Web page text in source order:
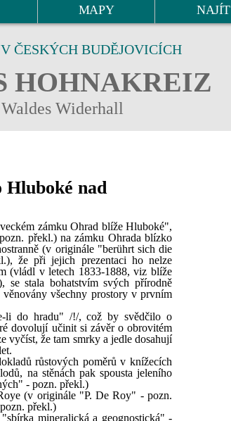
MAPY NAJÍT
ČESKÝCH BUDĚJOVICÍCH
HOHNAKREIZ
Widerhall
Hluboké nad
zámku Ohrad blíže Hluboké",
překl.) na zámku Ohrada blízko
(v originále "berührt sich die
že při jejich prezentaci ho nelze
(vládl v letech 1833-1888, viz blíže
se stala bohatstvím svých přírodně
všechny prostory v prvním
li do hradu" /!/, což by svědčilo o
dovolují učinit si závěr o obrovitém
vyčíst, že tam smrky a jedle dosahují
růstových poměrů v knížecích
na stěnách pak spousta jeleního
- pozn. překl.)
(v originále "P. De Roy" - pozn.
překl.)
mineralická a geognostická" -